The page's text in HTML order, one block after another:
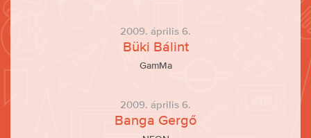
2009. április 6.
Büki Bálint
GamMa
2009. április 6.
Banga Gergő